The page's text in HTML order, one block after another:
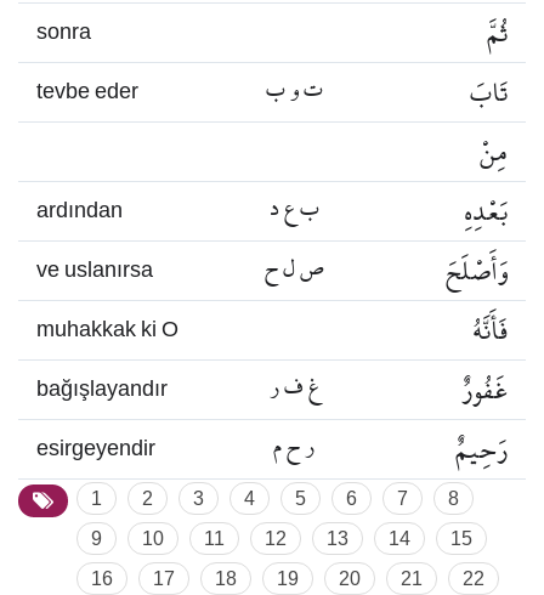
sonra ثُمَّ
tevbe eder ت و ب
تَابَ
مِنْ
ardından ب ع د بَعْدِهِ
ve uslanırsa ص ل ح وَأَصْلَحَ
muhakkak ki O فَأَنَّهُ
bağışlayandır غ ف ر غَفُورٌ
esirgeyendir ر ح م رَحِيمٌ
1 2 3 4 5 6 7
8
9
10 11 12 13 14
15
16
17 18 19 20 21
22